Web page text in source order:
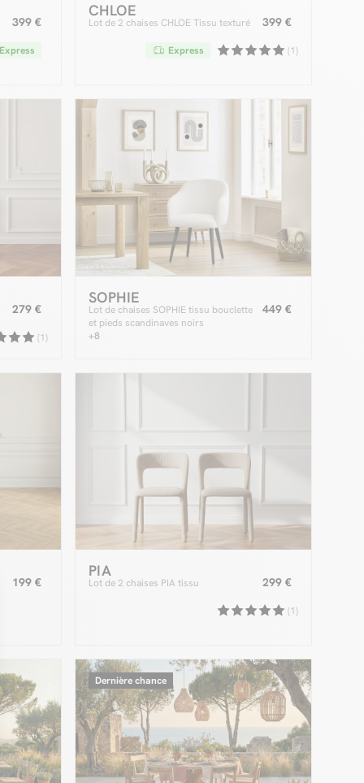
399 €
Express
CHLOE
Lot de 2 chaises CHLOE Tissu texturé 399 €
(1)
Express
279 €
(1)
SOPHIE
Lot de chaises SOPHIE tissu bouclette
et pieds scandinaves noirs
449 €
+8
199 €
PIA
Lot de 2 chaises PIA tissu 299 €
(1)
Dernière chance